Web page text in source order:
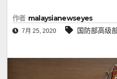
作者 malaysianewseyes
7月 25, 2020 国防部高级